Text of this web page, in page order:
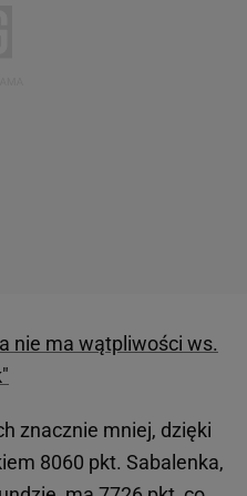
nie ma wątpliwości ws.
znacznie mniej, dzięki
8060 pkt. Sabalenka,